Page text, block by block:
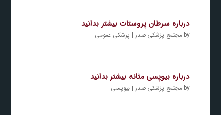
درباره سرطان پروستات بیشتر بدانید
by مجتمع پزشکی صدر | پزشکی عمومی
درباره بیوپسی مثانه بیشتر بدانید
by مجتمع پزشکی صدر | بیوپسی